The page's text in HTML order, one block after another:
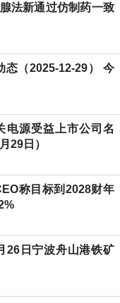
法新通过仿制药一致
态（2025-12-29） 今
电源受益上市公司名
29日）
称目标到2028财年
26日宁波舟山港铁矿